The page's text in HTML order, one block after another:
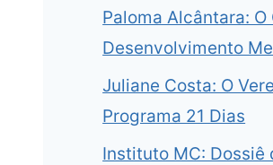
Paloma Alcântara: O
Desenvolvimento
Juliane Costa: O
Programa 21 Dias
Instituto MC: Dossiê